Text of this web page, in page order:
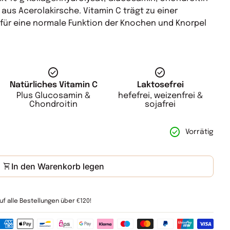
Acerolakirsche. Vitamin C trägt zu einer
eine normale Funktion der Knochen und Knorpel
check_circle
Natürliches Vitamin C
Plus Glucosamin &
Chondroitin
check_circle
Laktosefrei
hefefrei, weizenfrei &
sojafrei
für
für check_circle Vorrätig
shopping_cart In den Warenkorb legen
alle Bestellungen über €120!